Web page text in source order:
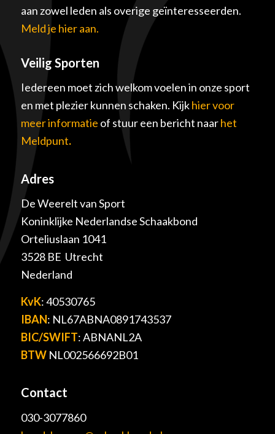
aan zowel leden als overige geïnteresseerden.
Meld je hier aan.
Veilig Sporten
Iedereen moet zich welkom voelen in onze sport
en met plezier kunnen schaken. Kijkhier voor
meer informatie of stuur een bericht naarhet
Meldpunt.
Adres
De Weerelt van Sport
Koninklijke Nederlandse Schaakbond
Orteliuslaan 1041
3528 BE Utrecht
Nederland
KvK: 40530765
IBAN: NL67ABNA0891743537
BIC/SWIFT: ABNANL2A
BTWNL002566692B01
Contact
030-3077860